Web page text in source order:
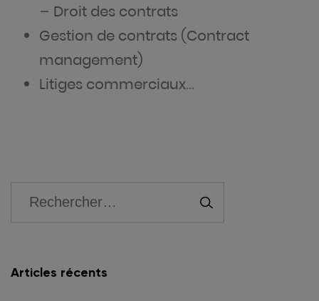
– Droit des contrats
Gestion de contrats (Contract
management)
Litiges commerciaux…
Articles récents